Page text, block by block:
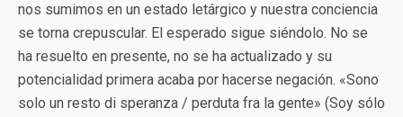
nos sumimos en un estado letárgico y nuestra conciencia
se torna crepuscular. El esperado sigue siéndolo. No se
ha resuelto en presente, no se ha actualizado y su
potencialidad primera acaba por hacerse negación. «Sono
solo un resto di speranza / perduta fra la gente» (Soy sólo